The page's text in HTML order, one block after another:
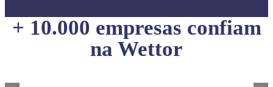
+ 10.000 empresas confiam
na Wettor